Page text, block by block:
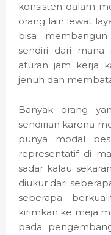
konsisten dalam
orang lain lewat
bisa
sendiri dari mana
aturan jam kerja
jenuh dan
Banyak orang
sendirian karena
punya modal
representatif di
sadar kalau
diukur dari
seberapa
kirimkan ke meja
pada